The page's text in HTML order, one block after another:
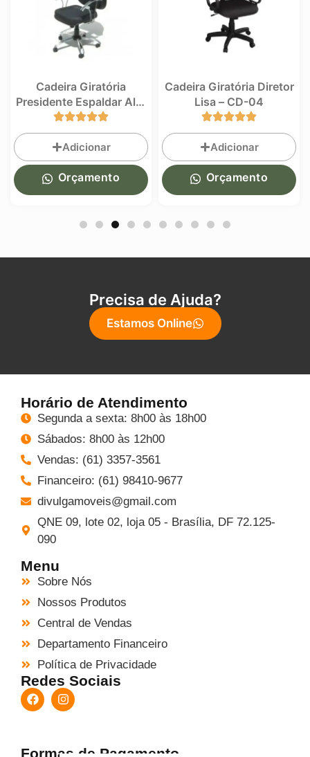
Cadeira Giratória
Presidente Espaldar Alto
– CP-05
Adicionar
Orçamento
Cadeira Giratória Diretor
Lisa – CD-04
Adicionar
Orçamento
Precisa de Ajuda?
Estamos Online
Horário de Atendimento
Segunda a sexta: 8h00 às 18h00
Sábados: 8h00 às 12h00
Vendas: (61) 3357-3561
Financeiro: (61) 98410-9677
divulgamoveis@gmail.com
QNE 09, lote 02, loja 05 - Brasília, DF 72.125-
090
Menu
Sobre Nós
Nossos Produtos
Central de Vendas
Departamento Financeiro
Política de Privacidade
Redes Sociais
Formas de Pagamento